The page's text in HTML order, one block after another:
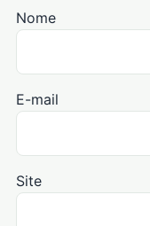
Nome
E-mail
Site